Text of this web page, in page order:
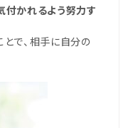
付かれるよう努力す
で、相手に自分の